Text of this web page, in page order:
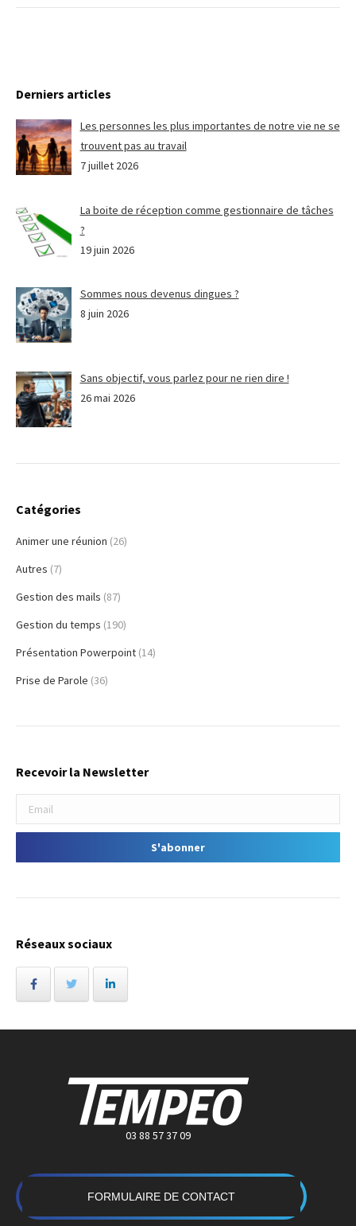
Derniers articles
Les personnes les plus importantes de notre vie ne se
trouvent pas au travail
7 juillet 2026
La boite de réception comme gestionnaire de tâches
?
19 juin 2026
Sommes nous devenus dingues ?
8 juin 2026
Sans objectif, vous parlez pour ne rien dire !
26 mai 2026
Catégories
Animer une réunion (26)
Autres (7)
Gestion des mails (87)
Gestion du temps (190)
Présentation Powerpoint (14)
Prise de Parole (36)
Recevoir la Newsletter
Réseaux sociaux
03 88 57 37 09
FORMULAIRE DE CONTACT